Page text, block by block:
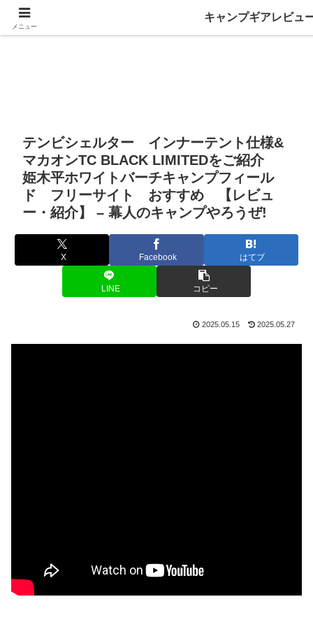
テンビシェルター インナーテント仕様&
マカオンTC BLACK LIMITEDをご紹介
姫木平ホワイトバーチキャンプフィール
ド フリーサイト おすすめ 【レビュ
ー・紹介】 – 幕人のキャンプやろうぜ!
X Facebook はてブ
LINE コピー
2025.05.15 2025.05.27
メニュー
キャンプギアレビュ